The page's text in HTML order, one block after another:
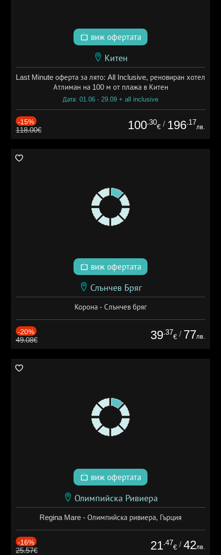
виж офертата
Китен
Last Minute оферта за лято: All Inclusive, реновиран хотел
Атлиман на 100 м от плажа в Китен
Дата: 01.06 - 29.09 + all inclusive
-15%
118.00€ 100.30
€ / 196.17
лв.
виж офертата
Слънчев Бряг
Корона - Слънчев бряг
-20%
49.08€ 39.37
€ / 77лв.
виж офертата
Олимпийска Ривиера
Regina Mare - Олимпийска ривиера, Гърция
-16%
25.57€ 21.47
€ / 42лв.